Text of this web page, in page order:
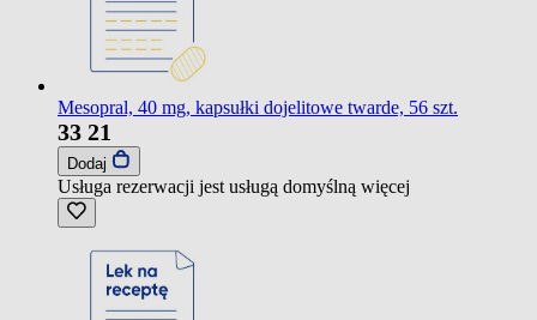
Mesopral, 40 mg, kapsułki dojelitowe twarde, 56 szt.
33 21
Dodaj
Usługa rezerwacji jest usługą domyślną więcej